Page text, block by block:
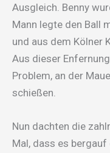
Ausgleich. Benny
Mann legte den Ball
und aus dem Kölner
Aus dieser
Problem, an der
schießen.
Nun dachten die
Mal, dass es bergauf